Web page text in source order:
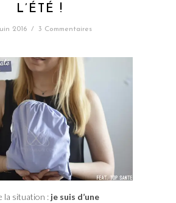
L’ÉTÉ !
2016 / 3 Commentaires
la situation : je suis d’une